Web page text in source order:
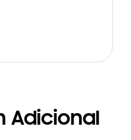
Adicional